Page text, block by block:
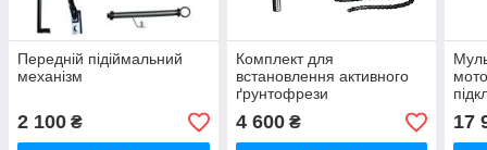
Передній підіймальний
механізм
2 100 ₴
Комплект для
встановлення активного
ґрунтофрези
4 600₴ 17